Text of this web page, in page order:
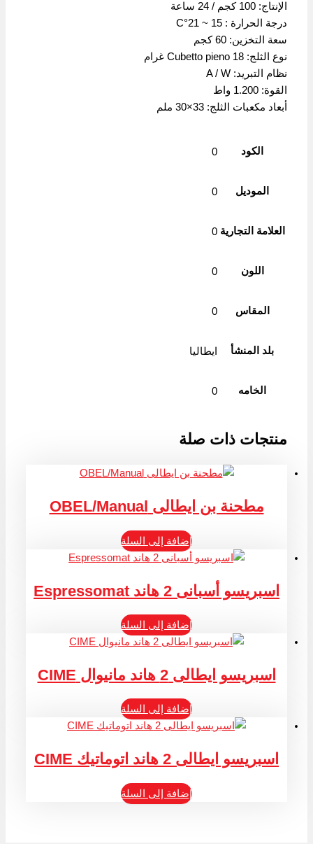
الإنتاج: 100 كجم / 24 ساعة
درجة الحرارة : 15 ~ 21°C
سعة التخزين: 60 كجم
نوع الثلج: Cubetto pieno 18 غرام
نظام التبريد: A / W
القوة: 1.200 واط
أبعاد مكعبات الثلج: 33×30 ملم
الكود 0
الموديل 0
العلامة التجارية 0
اللون 0
المقاس 0
بلد المنشأ ايطاليا
الخامه 0
منتجات ذات صلة
مطحنة بن ايطالى OBEL/Manual
إضافة إلى السلة
اسبريسو أسبانى 2 هاند Espressomat
إضافة إلى السلة
اسبريسو ايطالى 2 هاند مانيوال CIME
إضافة إلى السلة
اسبريسو ايطالى 2 هاند اتوماتيك CIME
إضافة إلى السلة